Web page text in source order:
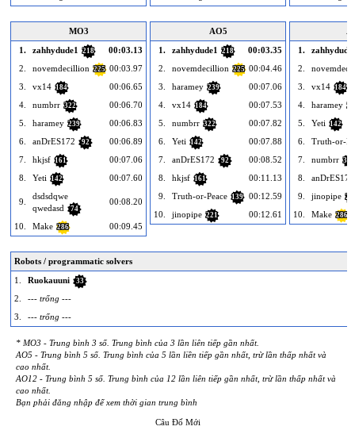
MO3
1.
zahhydude1 218
00:03.13
2.
novemdecillion 225 00:03.97
3.
vx14 184
00:06.65
4.
numbrr 322
00:06.70
5.
haramey 239
00:06.83
6.
anDrES172 92
00:06.89
7.
hkjsf 161
00:07.06
8.
Yeti 142 00:07.60
9.
dsdsdqwe
qwedasd
74
00:08.20
10. Make 286 00:09.45
AO5
1.
zahhydude1 218
00:03.35
2.
novemdecillion 225 00:04.46
3.
haramey 239
00:07.06
4.
vx14 184
00:07.53
5.
numbrr 322
00:07.82
6.
Yeti 142
00:07.88
7.
anDrES172 92
00:08.52
8.
hkjsf 161
00:11.13
9.
Truth-or-Peace 139
00:12.59
10.
jinopipe 221 00:12.61
1.
2.
3.
vx14 184
4. haramey
5. Yeti 142
6.
Truth-or-
7.
numbrr 322
8.
anDrES172
9.
jinopipe
10. Make 286
Robots / programmatic solvers
1.
Ruokauuni 33
2.
--- trống ---
3.
--- trống ---
* MO3 - Trung bình 3 số. Trung bình của 3 lần liên tiếp gần nhất.
AO5 - Trung bình 5 số. Trung bình của 5 lần liền tiếp gần nhất, trừ lần thấp nhất và
cao nhất.
AO12 - Trung bình 5 số. Trung bình của 12 lần liên tiếp gần nhất, trừ lần thấp nhất và
cao nhất.
Bạn phải đăng nhập để xem thời gian trung bình
Câu Đố Mới